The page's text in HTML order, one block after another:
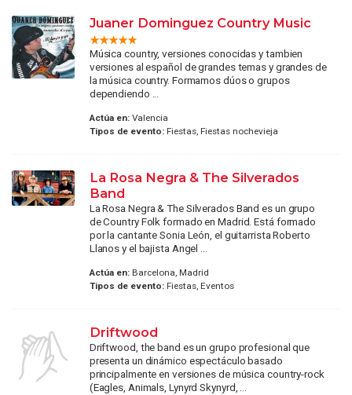
Juaner Dominguez Country Music
Música country, versiones conocidas y tambien
versiones al español de grandes temas y grandes de
la música country. Formamos dúos o grupos
dependiendo ...
Actúa en:Valencia
Tipos de evento:Fiestas, Fiestas nochevieja
La Rosa Negra & The Silverados
Band
La Rosa Negra & The Silverados Band es un grupo
de Country Folk formado en Madrid. Está formado
por la cantante Sonia León, el guitarrista Roberto
Llanos y el bajista Angel ...
Actúa en:Barcelona, Madrid
Tipos de evento:Fiestas, Eventos
Driftwood
Driftwood, the band es un grupo profesional que
presenta un dinámico espectáculo basado
principalmente en versiones de música country-rock
(Eagles, Animals, Lynyrd Skynyrd, ...